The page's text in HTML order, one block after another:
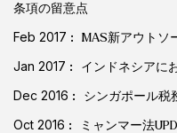
条項の留意点
Feb 2017 MAS新アウトソ
Jan 2017 インドネシアに
Dec 2016 シンガポール税
Oct 2016
ミャンマー法